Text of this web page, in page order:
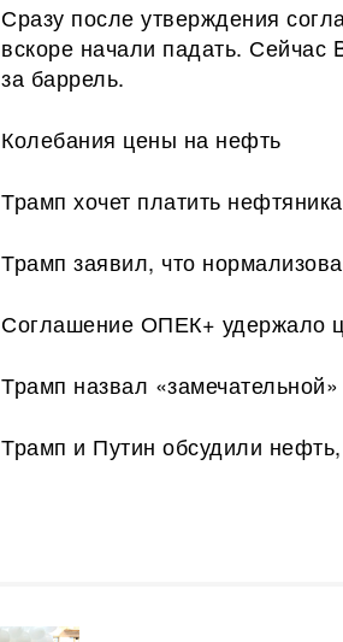
Сразу после утверждения
вскоре начали падать. Сейчас
за баррель.
Колебания цены на нефть
Трамп хочет платить
Трамп заявил, что
Соглашение ОПЕК+ удержало
Трамп назвал
Трамп и Путин обсудили